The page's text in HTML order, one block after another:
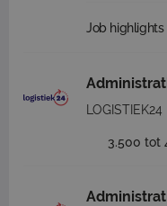
Job highlights
LOGISTIEK24
3.500 tot